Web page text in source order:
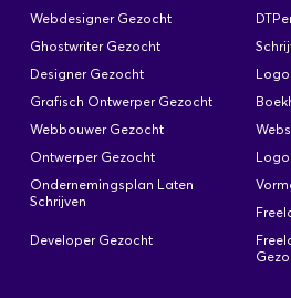
Vertegenwoordiger
energiecontracten
Verkopen van
pro Per ean. Doen vooral B2B.
reeds verkocht werden. Is dus
Liefst voor de periode juli/
Heb je een
Plaats een
Ben je een
Webdesigner Gezocht
Ghostwriter Gezocht
Designer Gezocht
Grafisch Ontwerper Gezocht
Webbouwer Gezocht
Ontwerper Gezocht
Ondernemingsplan Laten
Schrijven
Developer Gezocht